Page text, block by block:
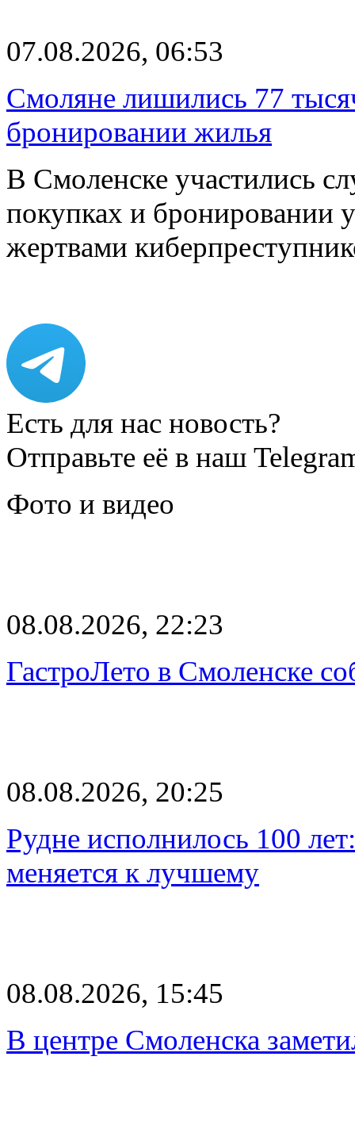
07.08.2026, 06:53
Смоляне лишились 77
бронировании жилья
В Смоленске участились
покупках и бронировании
жертвами
Есть для нас новость?
Отправьте её в наш
Фото и видео
08.08.2026, 22:23
ГастроЛето в Смоленске
08.08.2026, 20:25
Рудне исполнилось 100
меняется к лучшему
08.08.2026, 15:45
В центре Смоленска